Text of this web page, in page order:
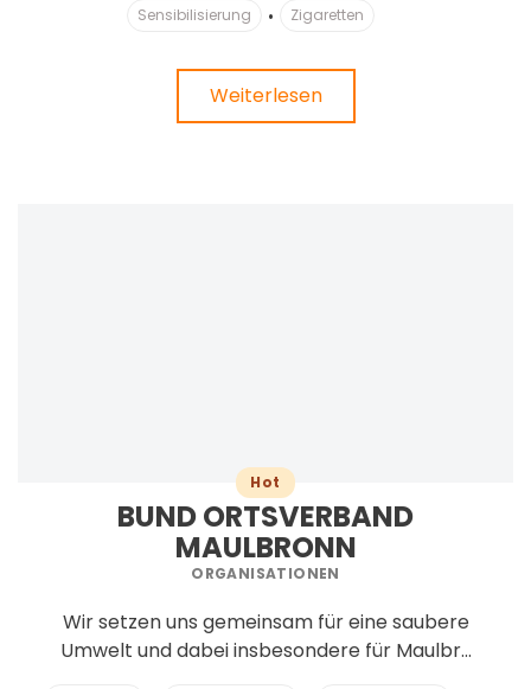
Sensibilisierung Zigaretten
Weiterlesen
Hot
BUND ORTSVERBAND
MAULBRONN
ORGANISATIONEN
Wir setzen uns gemeinsam für eine saubere
Umwelt und dabei insbesondere für Maulbr...